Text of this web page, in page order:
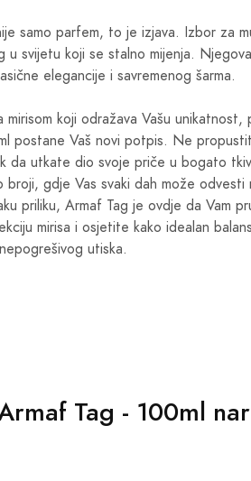
samo parfem, to je izjava. Izbor za
u svijetu koji se stalno mijenja.
elegancije i savremenog šarma.
koji odražava Vašu
postane Vaš novi potpis. Ne
da utkate dio svoje priče u bogato
broji, gdje Vas svaki dah može
priliku, Armaf Tag je ovdje da Vam
mirisa i osjetite kako idealan
utiska.
Tag - 100ml